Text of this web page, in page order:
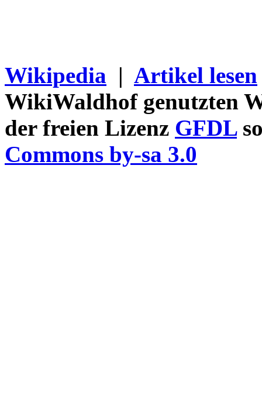
Wikipedia | Artikel lesen
WikiWaldhof genutzten
der freien Lizenz GFDL
Commons by-sa 3.0